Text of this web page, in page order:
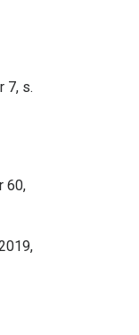
7, s.
60,